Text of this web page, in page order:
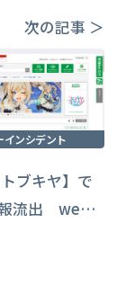
次の記事 ＞
インシデント
ブキヤ】で
流出 web上